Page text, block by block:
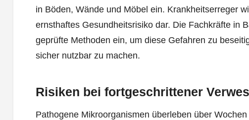
in Böden, Wände und Möbel ein. Krankheitserreger
ernsthaftes Gesundheitsrisiko dar. Die Fachkräfte in
geprüfte Methoden ein, um diese Gefahren zu
sicher nutzbar zu machen.
Risiken bei fortgeschrittener
Pathogene Mikroorganismen überleben über